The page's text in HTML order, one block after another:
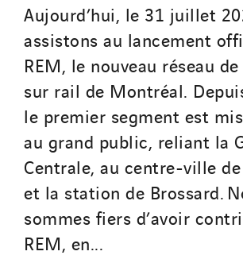
Aujourd’hui, le 31 juillet
assistons au lancement
REM, le nouveau réseau
sur rail de Montréal.
le premier segment est
au grand public, reliant la
Centrale, au centre-ville
et la station de Brossard.
sommes fiers d’avoir
REM, en...
North West Projects
Omexom Technikforum
Omnidec
Paumier Industrie
Paumier Marine
Paumier SA
Process Energy
Provelec Sud
Qivy
Qivy Habitat